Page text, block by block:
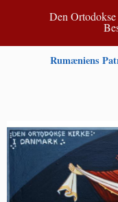
Den
Rumæniens